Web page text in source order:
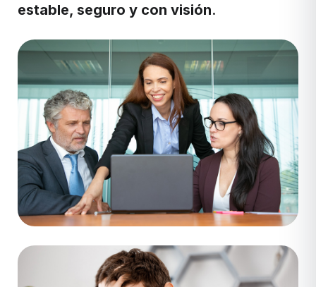
estable, seguro y con visión.